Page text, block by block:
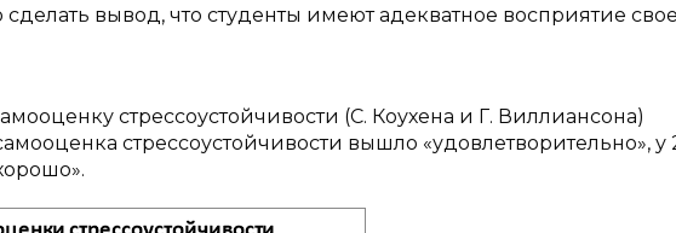
сделать вывод, что студенты имеют адекватное восприятие
стрессоустойчивости (С. Коухена и Г. Виллиансона)
стрессоустойчивости вышло «удовлетворительно», у